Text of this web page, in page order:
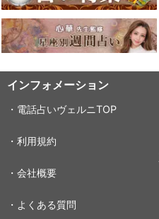
インフォメーション
・電話占いヴェルニTOP
・利用規約
・会社概要
・よくある質問